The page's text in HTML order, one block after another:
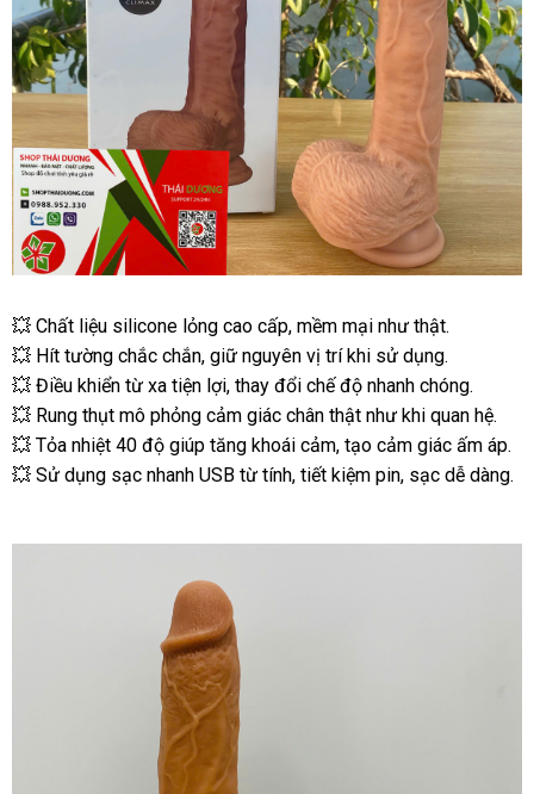
💥 Chất liệu silicone lỏng cao cấp, mềm mại như thật.
💥 Hít tường chắc chắn, giữ nguyên vị trí khi sử dụng.
💥 Điều khiển từ xa tiện lợi, thay đổi chế độ nhanh chóng.
💥 Rung thụt mô phỏng cảm giác chân thật như khi quan hệ.
💥 Tỏa nhiệt 40 độ giúp tăng khoái cảm, tạo cảm giác ấm áp.
💥 Sử dụng sạc nhanh USB từ tính, tiết kiệm pin, sạc dễ dàng.